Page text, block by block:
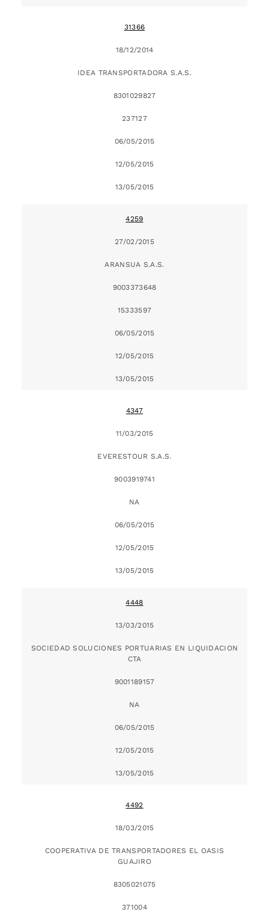
31366
18/12/2014
IDEA TRANSPORTADORA S.A.S.
8301029827
237127
06/05/2015
12/05/2015
13/05/2015
4259
27/02/2015
ARANSUA S.A.S.
9003373648
15333597
06/05/2015
12/05/2015
13/05/2015
4347
11/03/2015
EVERESTOUR S.A.S.
9003919741
NA
06/05/2015
12/05/2015
13/05/2015
4448
13/03/2015
SOCIEDAD SOLUCIONES PORTUARIAS EN LIQUIDACION
CTA
9001189157
NA
06/05/2015
12/05/2015
13/05/2015
4492
18/03/2015
COOPERATIVA DE TRANSPORTADORES EL OASIS
GUAJIRO
8305021075
371004